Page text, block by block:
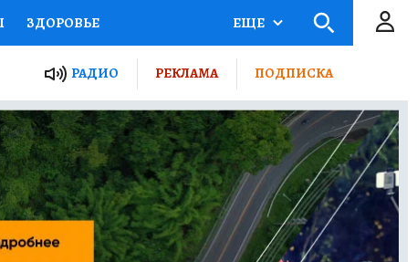
ЗДОРОВЬЕ
РОССИИ
ПУТЕВОДИТЕЛЬ
ЖЕЛЕЗА ТУРИЗМ
ПОТРЕБИТЕЛЯ ВСЕ О КП
ЕЩЕ
РАДИО РЕКЛАМА ПОДПИСКА